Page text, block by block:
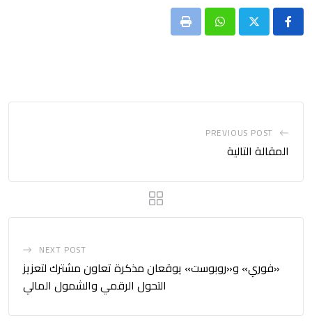
Whatsapp
Print
PREVIOUS POST
المقالة التالية
NEXT POST
«فوري» و«روبوست» يوقعان مذكرة تعاون مشترك لتعزيز
التحول الرقمي والشمول المالي